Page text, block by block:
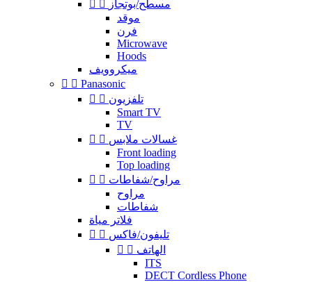
  مسطح/بوتجاز
موقد
فرن
Microwave
Hoods
ميكروويف
  Panasonic
  تلفزيون
Smart TV
TV
  غسالات ملابس
Front loading
Top loading
  مراوح/شفاطات
مراوح
شفاطات
فلاتر مياة
  تليفون/فاكس
  الهاتف
ITS
DECT Cordless Phone